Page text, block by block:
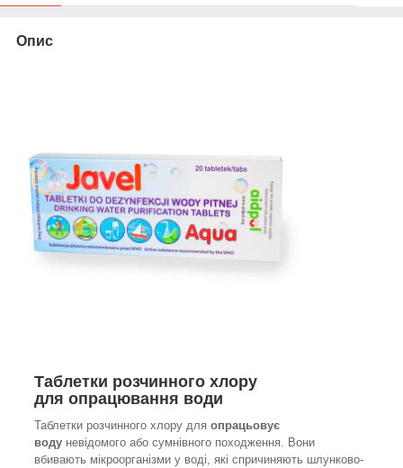
Опис
Таблетки розчинного хлору
для опрацювання води
Таблетки розчинного хлору для опрацьовує
воду невідомого або сумнівного походження. Вони
вбивають мікроорганізми у воді, які спричиняють шлунково-